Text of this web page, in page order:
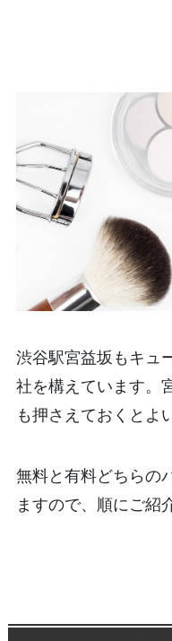
渋谷駅宮益坂もキュ
社を構えています。
も押さえておくとよ
無料と有料どちらの
ますので、順にご紹